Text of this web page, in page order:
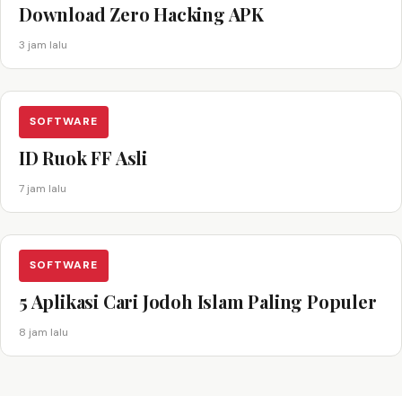
Download Zero Hacking APK
3 jam lalu
SOFTWARE
ID Ruok FF Asli
7 jam lalu
SOFTWARE
5 Aplikasi Cari Jodoh Islam Paling Populer
8 jam lalu